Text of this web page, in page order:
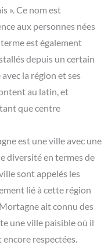
». Ce nom est
aux personnes nées
est également
depuis un certain
la région et ses
au latin, et
que centre
est une ville avec une
diversité en termes de
sont appelés les
lié à cette région
ait connu des
une ville paisible où il
respectées.